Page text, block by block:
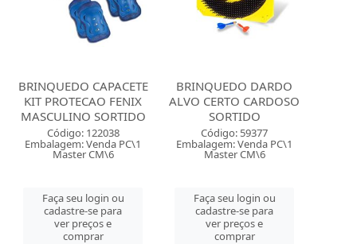
BRINQUEDO CAPACETE
KIT PROTECAO FENIX
MASCULINO SORTIDO
Código: 122038
Embalagem: Venda PC\1
Master CM\6
Faça seu login ou
cadastre-se para
ver preços e
comprar
BRINQUEDO DARDO
ALVO CERTO CARDOSO
SORTIDO
Código: 59377
Embalagem: Venda PC\1
Master CM\6
Faça seu login ou
cadastre-se para
ver preços e
comprar